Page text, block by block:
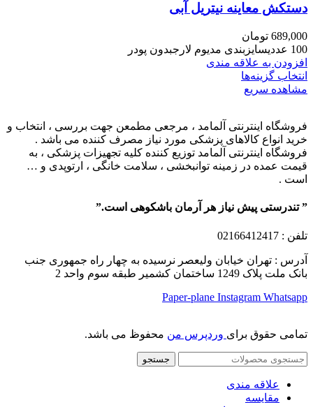
دستکش معاینه نیتریل آبی
689,000 تومان
100 عددیسایزبندی مدیوم لارجبدون پودر
افزودن به علاقه مندی
انتخاب گزینه‌ها
مشاهده سریع
فروشگاه اینترنتی آلمامد ، مرجعی مطمعن جهت بررسی ، انتخاب و
خرید انواع کالاهای پزشکی مورد نیاز مصرف کننده می باشد .
فروشگاه اینترنتی آلمامد توزیع کننده کلیه تجهیزات پزشکی ، به
قیمت عمده در زمینه توانبخشی ، سلامت خانگی ، ارتوپدی و …
است .
” تندرستی پیش نیاز هر آرمان باشکوهی است.”
تلفن : 02166412417
آدرس : تهران خیابان ولیعصر نرسیده به چهار راه جمهوری جنب
بانک ملت پلاک 1249 ساختمان کشمیر طبقه سوم واحد 2
Paper-plane Instagram Whatsapp
تمامی حقوق برای وردپرس من محفوظ می باشد.
جستجو
علاقه مندی
مقایسه